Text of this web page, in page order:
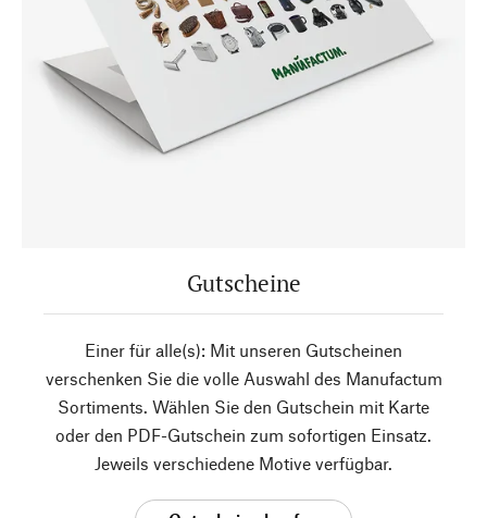
Gutscheine
Einer für alle(s): Mit unseren Gutscheinen
verschenken Sie die volle Auswahl des Manufactum
Sortiments. Wählen Sie den Gutschein mit Karte
oder den PDF-Gutschein zum sofortigen Einsatz.
Jeweils verschiedene Motive verfügbar.